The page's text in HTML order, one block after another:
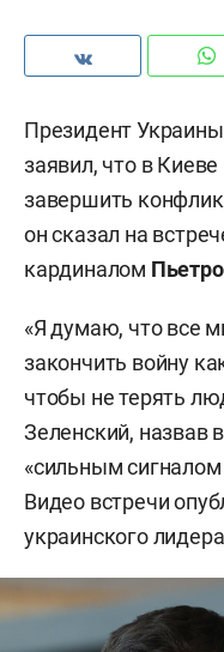
Президент Украины
заявил, что в
завершить
он сказал на
кардиналом
«Я думаю, что все
закончить войну
чтобы не терять
Зеленский, назвав
«сильным
Видео встречи
украинского